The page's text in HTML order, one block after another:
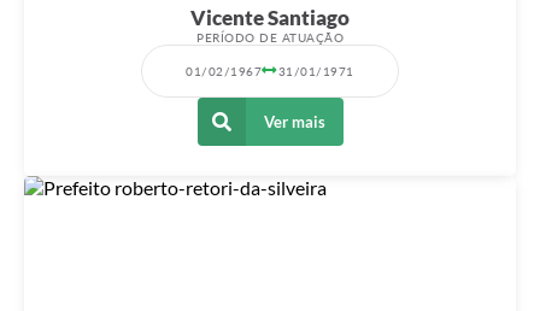
Vicente Santiago
PERÍODO DE ATUAÇÃO
01/02/1967 31/01/1971
Ver mais